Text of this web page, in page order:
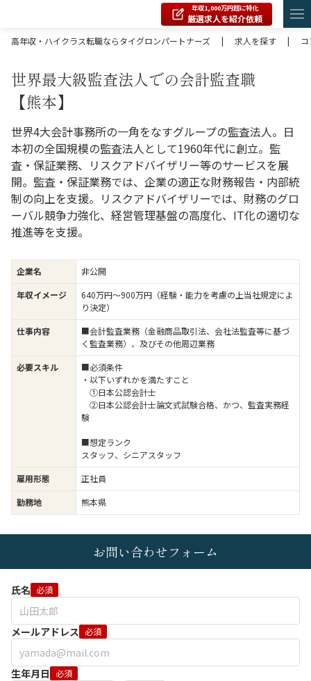
年収1,000万円超に特化
厳選求人を紹介依頼
高年収・ハイクラス転職ならタイグロンパートナーズ
| 求人を探す |
世界最大級監査法人での会計監査職
【熊本】
世界4大会計事務所の一角をなすグループの監査法人。日
本初の全国規模の監査法人として1960年代に創立。監
査・保証業務、リスクアドバイザリー等のサービスを展
開。監査・保証業務では、企業の適正な財務報告・内部統
制の向上を支援。リスクアドバイザリーでは、財務のグロ
ーバル競争力強化、経営管理基盤の高度化、IT化の適切な
推進等を支援。
企業名
非公開
年収イメージ
640万円〜900万円（経験・能力を考慮の上当社規定によ
り決定）
仕事内容
■会計監査業務（金融商品取引法、会社法監査等に基づ
く監査業務）、及びその他周辺業務
必要スキル
■必須条件
・以下いずれかを満たすこと
①日本公認会計士
②日本公認会計士論文式試験合格、かつ、監査実務経
験
■想定ランク
スタッフ、シニアスタッフ
雇用形態
正社員
勤務地
熊本県
お問い合わせフォーム
氏名 必須
メールアドレス 必須
生年月日 必須